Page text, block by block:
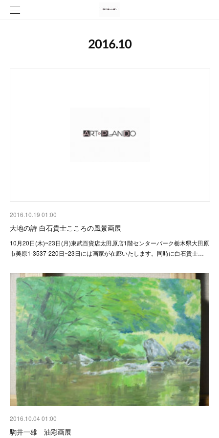
2016.10
2016.10.19 01:00
大地の詩 白石貴士こころの風景画展
10月20日(木)~23日(月)東武百貨店太田原店1階センターパーク栃木県大田原
市美原1-3537-220日~23日には画家が在廊いたします。同時に白石貴士…
2016.10.04 01:00
駒井一雄 油彩画展